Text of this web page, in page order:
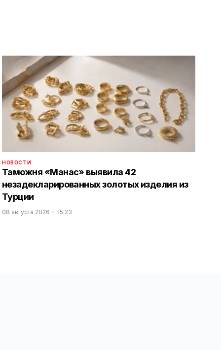
НОВОСТИ
Таможня «Манас» выявила 42
незадекларированных золотых изделия из
Турции
08 августа 2026 15:23